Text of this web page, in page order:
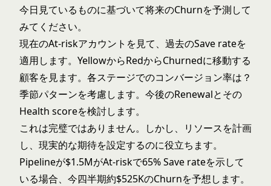
今日見ているものに基づいて将来のChurnを予測して
みてください。
現在のAt-riskアカウントを見て、過去のSave rateを
適用します。YellowからRedからChurnedに移動する
顧客を見ます。各ステージでのコンバージョン率は？
季節パターンを考慮します。今後のRenewalとその
Health scoreを検討します。
これは完璧ではありません。しかし、リソースを計画
し、現実的な期待を設定するのに役立ちます。
Pipelineが$1.5MがAt-riskで65% Save rateを示して
いる場合、今四半期約$525KのChurnを予想します。